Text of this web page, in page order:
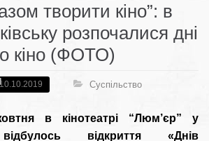
творити кіно”: в
розпочалися дні
кіно (ФОТО)
10.10.2019 Суспільство
в кінотеатрі “Люм’єр” у
відкриття «Днів